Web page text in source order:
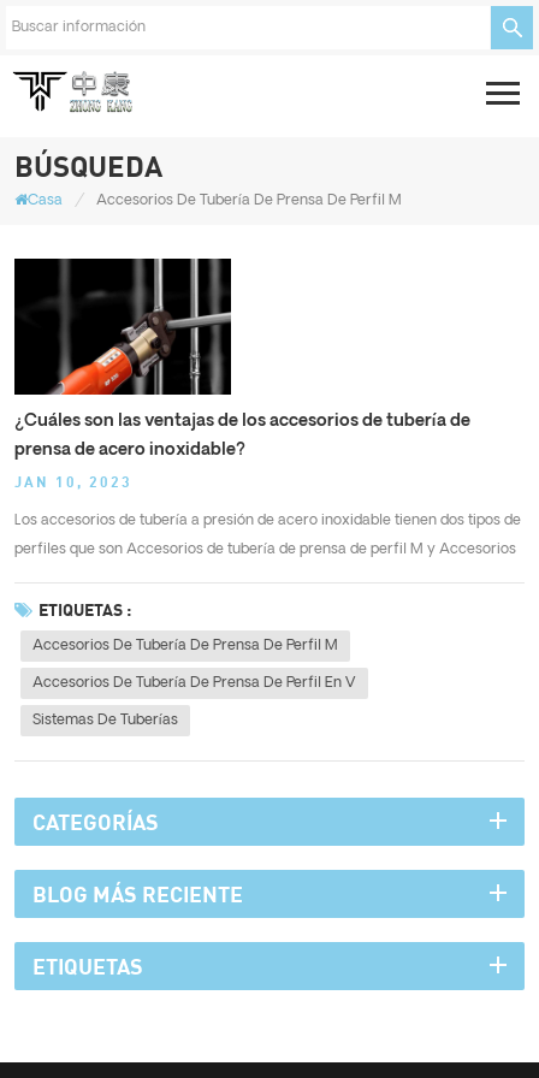
BÚSQUEDA
Casa / Accesorios De Tubería De Prensa De Perfil M
¿Cuáles son las ventajas de los accesorios de tubería de
prensa de acero inoxidable?
JAN 10, 2023
Los accesorios de tubería a presión de acero inoxidable tienen dos tipos de
perfiles que son Accesorios de tubería de prensa de perfil M y Accesorios
01 Verde y saludable El material de acero inoxidable es un tipo de mater...
ETIQUETAS :
Accesorios De Tubería De Prensa De Perfil M
Accesorios De Tubería De Prensa De Perfil En V
Sistemas De Tuberías
CATEGORÍAS
BLOG MÁS RECIENTE
ETIQUETAS